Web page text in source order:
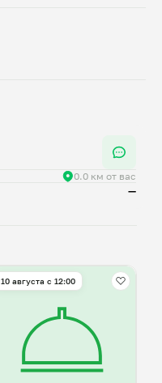
0.0 км от вас
—
10 августа с 12:00